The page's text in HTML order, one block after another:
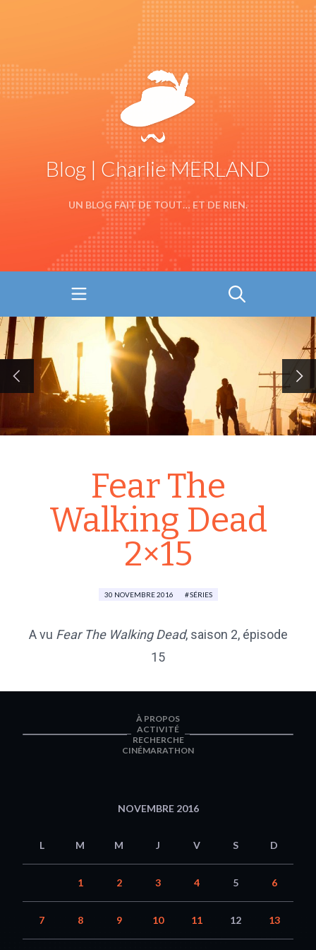
Blog | Charlie MERLAND
UN BLOG FAIT DE TOUT… ET DE RIEN.
Fear The
Walking Dead
2×15
30 NOVEMBRE 2016 SÉRIES
​A vu Fear The Walking Dead, saison 2, épisode
15
À PROPOS
ACTIVITÉ
RECHERCHE
CINÉMARATHON
NOVEMBRE 2016
L M M J V S D
1 2 3 4 5 6
7 8 9 10 11 12 13